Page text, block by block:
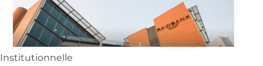
Institutionnelle